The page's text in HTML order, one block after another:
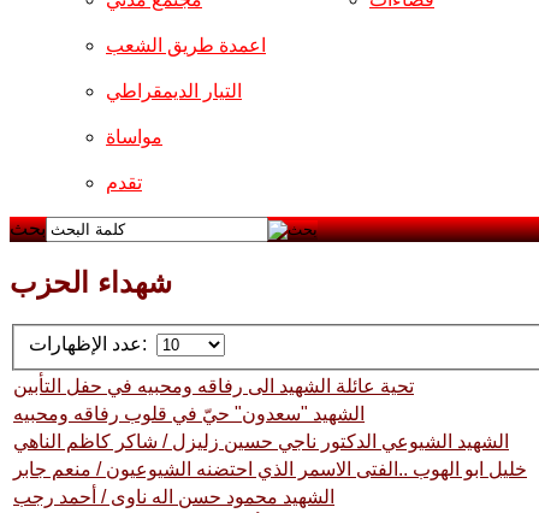
اعمدة طريق الشعب
التيار الديمقراطي
مواساة
تقدم
بحث
شهداء الحزب
عدد الإظهارات:
تحية عائلة الشهيد الى رفاقه ومحبيه في حفل التأبين
الشهيد "سعدون" حيّ في قلوب رفاقه ومحبيه
الشهيد الشيوعي الدكتور ناجي حسين زليزل / شاكر كاظم الناهي
خليل ابو الهوب ..الفتى الاسمر الذي احتضنه الشيوعيون / منعم جابر
الشهید محمود حسن اله ناوی / أحمد رجب